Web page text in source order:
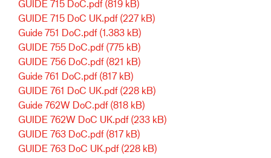
GUIDE 715 DoC.pdf (819 kB)
GUIDE 715 DoC UK.pdf (227 kB)
Guide 751 DoC.pdf (1.383 kB)
GUIDE 755 DoC.pdf (775 kB)
GUIDE 756 DoC.pdf (821 kB)
Guide 761 DoC.pdf (817 kB)
GUIDE 761 DoC UK.pdf (228 kB)
Guide 762W DoC.pdf (818 kB)
GUIDE 762W DoC UK.pdf (233 kB)
GUIDE 763 DoC.pdf (817 kB)
GUIDE 763 DoC UK.pdf (228 kB)